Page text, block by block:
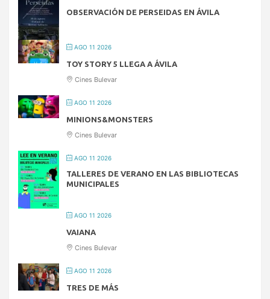
OBSERVACIÓN DE PERSEIDAS EN ÁVILA
AGO 11 2026
TOY STORY 5 LLEGA A ÁVILA
Cines Bulevar
AGO 11 2026
MINIONS&MONSTERS
Cines Bulevar
AGO 11 2026
TALLERES DE VERANO EN LAS BIBLIOTECAS
MUNICIPALES
AGO 11 2026
VAIANA
Cines Bulevar
AGO 11 2026
TRES DE MÁS